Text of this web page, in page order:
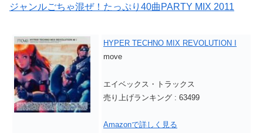
ジャンルごちゃ混ぜ！たっぷり40曲PARTY MIX 2011
HYPER TECHNO MIX REVOLUTION I
move
エイベックス・トラックス
売り上げランキング : 63499
Amazonで詳しく見る